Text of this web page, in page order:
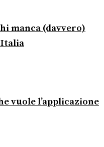
manca (davvero)
Italia
vuole l’applicazione